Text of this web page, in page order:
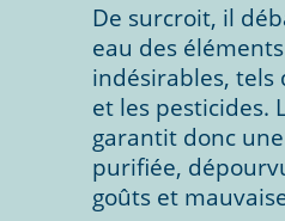
De surcroit, il
eau des
indésirables, tels
et les pesticides.
garantit donc
purifiée,
goûts et